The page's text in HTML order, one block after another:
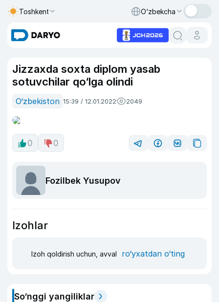
Toshkent O‘zbekcha
Jizzaxda soxta diplom yasab
sotuvchilar qo‘lga olindi
O‘zbekiston 15:39 / 12.01.2022 2049
0 0
Fozilbek Yusupov
Izohlar
Izoh qoldirish uchun, avval ro‘yxatdan o‘ting
So‘nggi yangiliklar